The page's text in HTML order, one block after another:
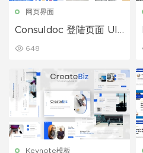
网页界面
Consuldoc 登陆页面 UI
648
Keynote模板